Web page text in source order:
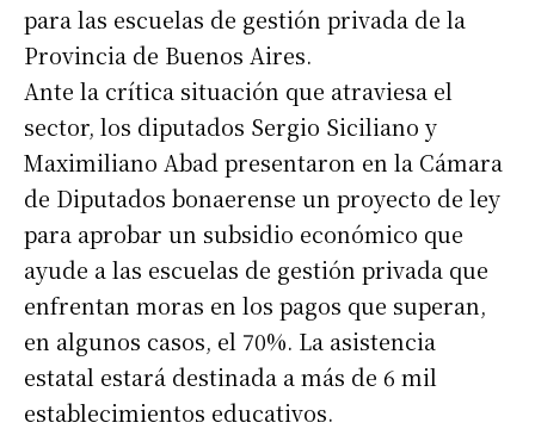
para las escuelas de gestión privada de la
Provincia de Buenos Aires.
Ante la crítica situación que atraviesa el
sector, los diputados Sergio Siciliano y
Maximiliano Abad presentaron en la Cámara
de Diputados bonaerense un proyecto de ley
para aprobar un subsidio económico que
ayude a las escuelas de gestión privada que
enfrentan moras en los pagos que superan,
en algunos casos, el 70%. La asistencia
estatal estará destinada a más de 6 mil
establecimientos educativos.